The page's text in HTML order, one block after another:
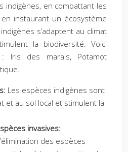
indigènes, en combattant les
instaurant un écosystème
s’adaptent au climat
la biodiversité. Voici
: Iris des marais, Potamot
Les espèces indigènes sont
et au sol local et stimulent la
invasives:
des espèces